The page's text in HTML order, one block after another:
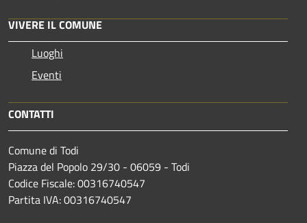
VIVERE IL COMUNE
Luoghi
Eventi
CONTATTI
Comune di Todi
Piazza del Popolo 29/30 - 06059 - Todi
Codice Fiscale: 00316740547
Partita IVA: 00316740547